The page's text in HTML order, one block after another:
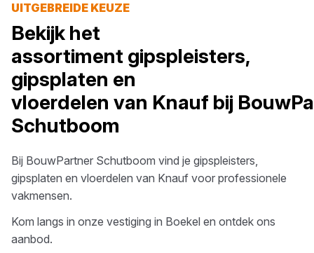
UITGEBREIDE KEUZE
Bekijk het
assortiment gipspleisters,
gipsplaten en
vloerdelen van Knauf bij
Schutboom
Bij BouwPartner Schutboom vind je gipspleisters,
gipsplaten en vloerdelen van Knauf voor professionele
vakmensen.
Kom langs in onze vestiging in Boekel en ontdek ons
aanbod.